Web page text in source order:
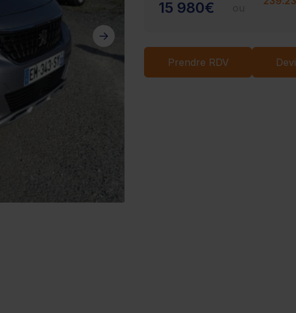
15 980€
Prendre RDV